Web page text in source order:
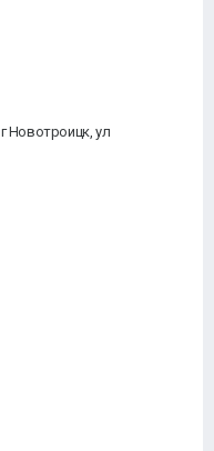
Новотроицк, ул